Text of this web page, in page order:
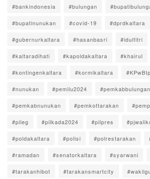
#bankindonesia #bulungan
#bupatinunukan #covid-19 #dprdkaltara
#gubernurkaltara #hasanbasri #idulfitri
#kaltaradihati #kapoldakaltara #khairul
#kontingenkaltara #kormikaltara
#nunukan #pemilu2024 #pemkabbulungan
#pemkabnunukan #pemkottarakan
#pileg #pilkada2024 #pilpres
#poldakaltara #polisi #polrestarakan
#ramadan #senatorkaltara #syarwani
#tarakanhibot #tarakansmartcity